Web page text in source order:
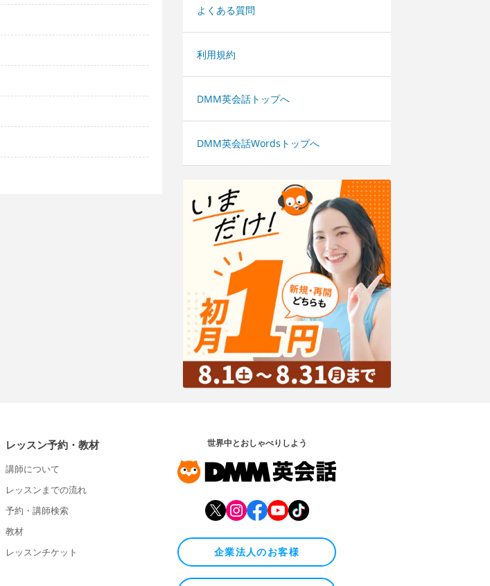
よくある質問
利用規約
DMM英会話トップへ
DMM英会話Wordsトップへ
レッスン予約・教材
講師について
レッスンまでの流れ
予約・講師検索
教材
レッスンチケット
世界中とおしゃべりしよう
企業法人のお客様